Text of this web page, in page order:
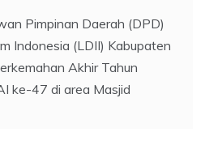
Pimpinan Daerah (DPD)
Indonesia (LDII) Kabupaten
Akhir Tahun
ke-47 di area Masjid